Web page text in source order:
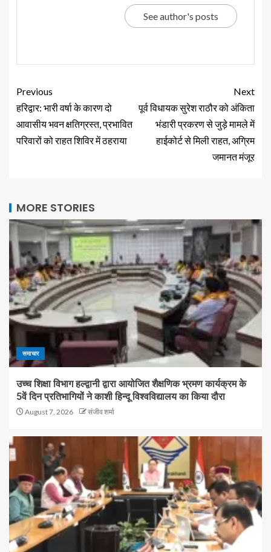
See author's posts
Previous
हरिद्वार: भारी वर्षा के कारण दो
आवासीय भवन क्षतिग्रस्त, प्रभावित
परिवारों को राहत शिविर में ठहराया
Next
पूर्व विधायक सुरेश राठौर को अंकिता
भंडारी प्रकरण से जुड़े मामले में
हाईकोर्ट से मिली राहत, अग्रिम
जमानत मंजूर
MORE STORIES
समाचार
उच्च शिक्षा विभाग हल्द्वानी द्वारा आयोजित शैक्षणिक भ्रमण कार्यक्रम के
5वें दिन प्रतिभागियों ने काशी हिन्दू विश्वविद्यालय का किया दौरा
August 7, 2026 संजीव शर्मा